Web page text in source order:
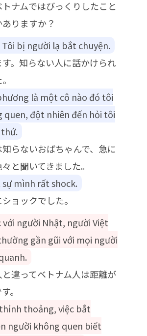
ナムではびっくりしたこと
りますか？
Tôi bị người lạ bắt chuyện.
す。知らない人に話かけられ
là một cô nào đó tôi
quen, đột nhiên đến hỏi tôi
らないおばちゃんで、急に
と聞いてきました。
mình rất shock.
ョックでした。
với người Nhật, người Việt
gần gũi với mọi người
と違ってベトナム人は距離が
。
thoảng, việc bắt
người không quen biết